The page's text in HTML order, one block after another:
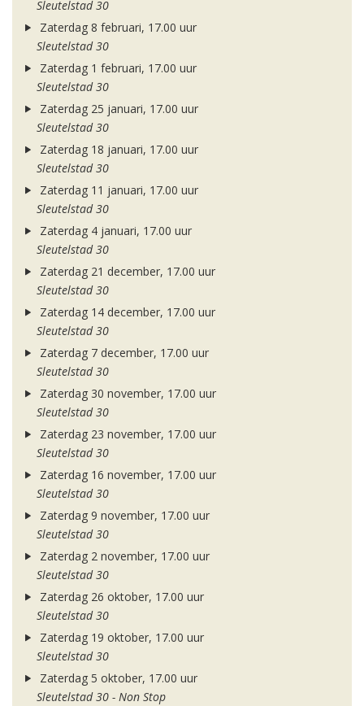
Sleutelstad 30
Zaterdag 8 februari, 17.00 uur
Sleutelstad 30
Zaterdag 1 februari, 17.00 uur
Sleutelstad 30
Zaterdag 25 januari, 17.00 uur
Sleutelstad 30
Zaterdag 18 januari, 17.00 uur
Sleutelstad 30
Zaterdag 11 januari, 17.00 uur
Sleutelstad 30
Zaterdag 4 januari, 17.00 uur
Sleutelstad 30
Zaterdag 21 december, 17.00 uur
Sleutelstad 30
Zaterdag 14 december, 17.00 uur
Sleutelstad 30
Zaterdag 7 december, 17.00 uur
Sleutelstad 30
Zaterdag 30 november, 17.00 uur
Sleutelstad 30
Zaterdag 23 november, 17.00 uur
Sleutelstad 30
Zaterdag 16 november, 17.00 uur
Sleutelstad 30
Zaterdag 9 november, 17.00 uur
Sleutelstad 30
Zaterdag 2 november, 17.00 uur
Sleutelstad 30
Zaterdag 26 oktober, 17.00 uur
Sleutelstad 30
Zaterdag 19 oktober, 17.00 uur
Sleutelstad 30
Zaterdag 5 oktober, 17.00 uur
Sleutelstad 30 - Non Stop